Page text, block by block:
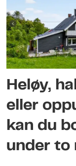
Heløy,
eller
kan du
under to